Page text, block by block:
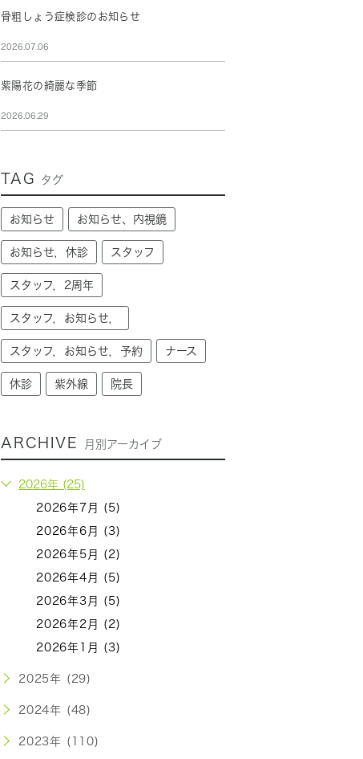
骨粗しょう症検診のお知らせ
2026.07.06
紫陽花の綺麗な季節
2026.06.29
TAG タグ
お知らせ お知らせ、内視鏡
お知らせ，休診 スタッフ
スタッフ，2周年
スタッフ，お知らせ，
スタッフ，お知らせ，予約 ナース
休診 紫外線 院長
ARCHIVE 月別アーカイブ
2026年 (25)
2026年7月 (5)
2026年6月 (3)
2026年5月 (2)
2026年4月 (5)
2026年3月 (5)
2026年2月 (2)
2026年1月 (3)
2025年 (29)
2024年 (48)
2023年 (110)